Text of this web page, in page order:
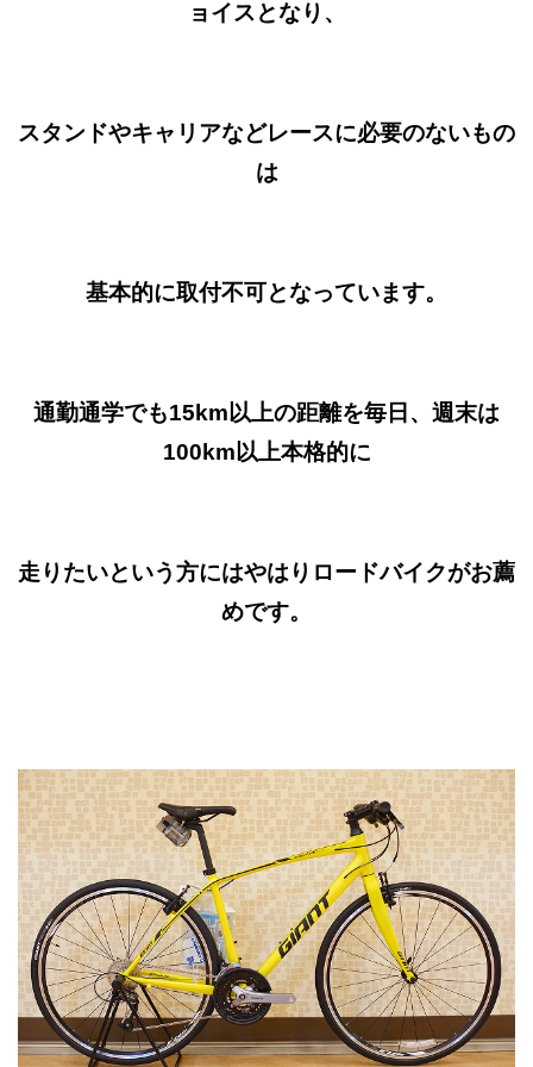
ョイスとなり、
スタンドやキャリアなどレースに必要のないもの
は
基本的に取付不可となっています。
通勤通学でも15km以上の距離を毎日、週末は
100km以上本格的に
走りたいという方にはやはりロードバイクがお薦
めです。